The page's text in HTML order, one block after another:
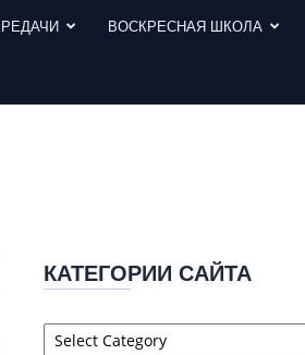
ВОСКРЕСНАЯ ШКОЛА
КАТЕГОРИИ САЙТА
Категории
сайта